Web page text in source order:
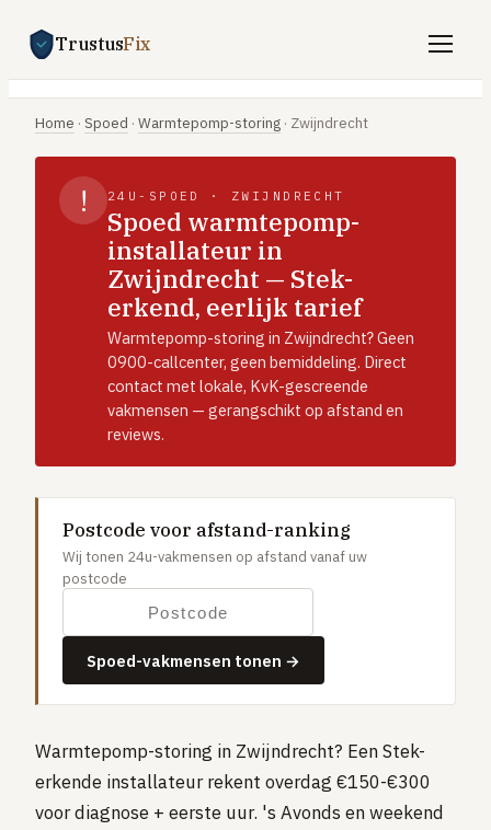
TrustusFix
Gratis offertes aanvragen
Vind een vakman
Klussen
SPOED 24/7
CV-storing
Airco-storing
Warmtepomp-storing
Daklekkage
Afvoer verstopt
Stroom uitgevallen
Buitengesloten
Badkamer renovatie
Dak renovatie
TUIN
Home · Spoed · Warmtepomp-storing · Zwijndrecht
! 24U-SPOED · ZWIJNDRECHT
Spoed warmtepomp-
installateur in
Zwijndrecht — Stek-
erkend, eerlijk tarief
Warmtepomp-storing in Zwijndrecht? Geen
0900-callcenter, geen bemiddeling. Direct
contact met lokale, KvK-gescreende
vakmensen — gerangschikt op afstand en
reviews.
Postcode voor afstand-ranking
Wij tonen 24u-vakmensen op afstand vanaf uw
postcode
Spoed-vakmensen tonen →
Warmtepomp-storing in Zwijndrecht? Een Stek-
erkende installateur rekent overdag €150-€300
voor diagnose + eerste uur. 's Avonds en weekend